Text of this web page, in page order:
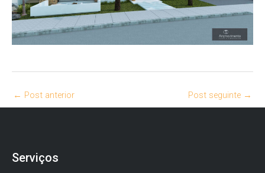
← Post anterior Post seguinte →
Serviços